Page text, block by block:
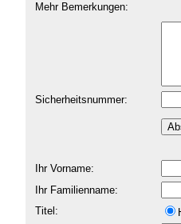
Mehr Bemerkungen:
Sicherheitsnummer:
Ihr Vorname:
Ihr Familienname:
Titel: